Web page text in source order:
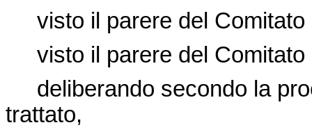
visto il parere del
visto il parere del
deliberando secondo la
trattato,